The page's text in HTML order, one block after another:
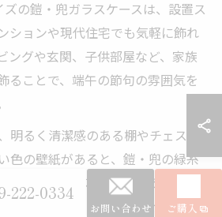
の鎧・兜ガラスケースは、設置ス
ションや現代住宅でも気軽に飾れ
ングや玄関、子供部屋など、家族
ることで、端午の節句の雰囲気を
明るく清潔感のある棚やチェスト
色の壁紙があると、鎧・兜の緑糸
す。スペースに余裕があれば、
小物と一緒にディスプレイする
222-0334
お問い合わせ ご購入